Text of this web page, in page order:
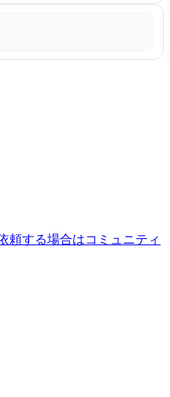
頼する場合はコミュニティ